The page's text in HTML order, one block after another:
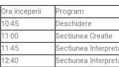
Ora inceperii
Program
10:45
Deschidere
11:00
Sectiunea Creatie
11:45
Sectiunea
12:40
Sectiunea